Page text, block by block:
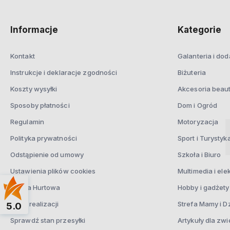
Informacje
Kontakt
Instrukcje i deklaracje zgodności
Koszty wysyłki
Sposoby płatności
Regulamin
Polityka prywatności
Odstąpienie od umowy
Ustawienia plików cookies
Oferta Hurtowa
Czas realizacji
Sprawdź stan przesyłki
Kategorie
Galanteria i
Biżuteria
Akcesoria
Dom i Ogród
Motoryzacja
Sport i
Szkoła i Biuro
Multimedia i
Hobby i gadżety
Strefa Mamy i
Artykuły dla
5.0